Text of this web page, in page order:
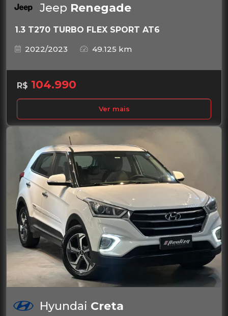
Jeep Renegade
1.3 T270 TURBO FLEX SPORT AT6
2022/2023
49.125 km
R$ 104.990
Ver mais
Hyundai Creta